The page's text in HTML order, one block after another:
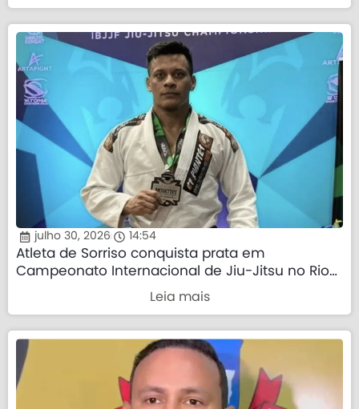
julho 30, 2026 14:54
Atleta de Sorriso conquista prata em
Campeonato Internacional de Jiu-Jitsu no Rio
Leia mais